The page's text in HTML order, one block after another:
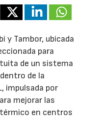
y Tambor, ubicada
para
de un sistema
de la
impulsada por
mejorar las
en centros